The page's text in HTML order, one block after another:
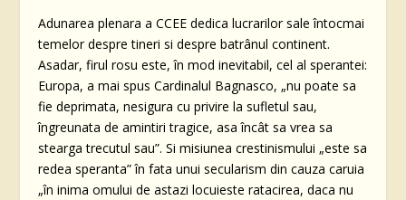
Adunarea plenara a CCEE dedica lucrarilor sale întocmai
temelor despre tineri si despre batrânul continent.
Asadar, firul rosu este, în mod inevitabil, cel al sperantei:
Europa, a mai spus Cardinalul Bagnasco, „nu poate sa
fie deprimata, nesigura cu privire la sufletul sau,
îngreunata de amintiri tragice, asa încât sa vrea sa
stearga trecutul sau”. Si misiunea crestinismului „este sa
redea speranta” în fata unui secularism din cauza caruia
„în inima omului de astazi locuieste ratacirea, daca nu